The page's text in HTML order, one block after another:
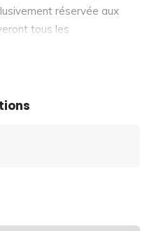
réservée aux
tous les